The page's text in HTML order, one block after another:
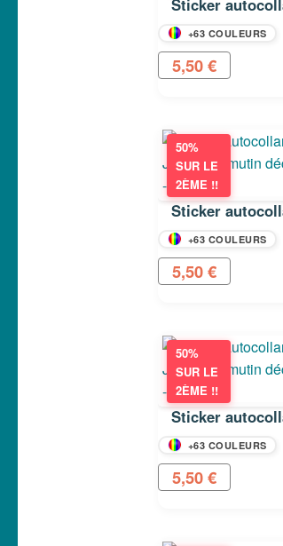
+63 COULEURS
5,50€
50%
SUR LE
2ÈME !!
Sticker
+63 COULEURS
5,50€
50%
SUR LE
2ÈME !!
Sticker
+63 COULEURS
5,50€